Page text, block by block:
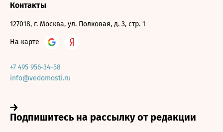
Контакты
127018, г. Москва, ул. Полковая, д. 3, стр. 1
На карте
+7 495 956-34-58
info@vedomosti.ru